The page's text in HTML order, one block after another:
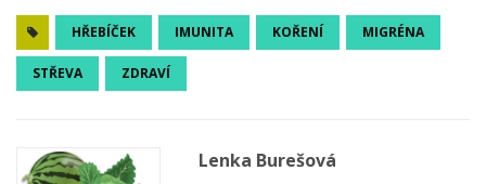
HŘEBÍČEK IMUNITA KOŘENÍ MIGRÉNA
STŘEVA ZDRAVÍ
Lenka Burešová